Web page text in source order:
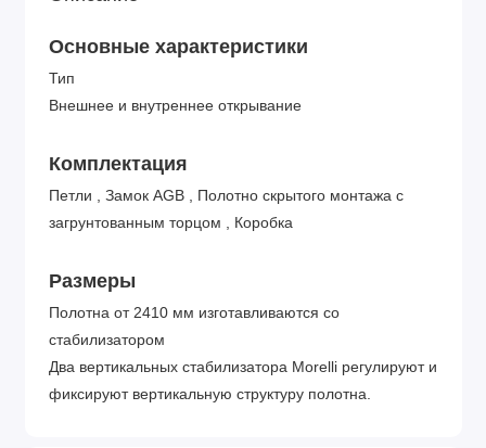
Основные характеристики
Тип
Внешнее и внутреннее открывание
Комплектация
Петли , Замок AGB , Полотно скрытого монтажа с
загрунтованным торцом , Коробка
Размеры
Полотна от 2410 мм изготавливаются со
стабилизатором
Два вертикальных стабилизатора Morelli регулируют и
фиксируют вертикальную структуру полотна.